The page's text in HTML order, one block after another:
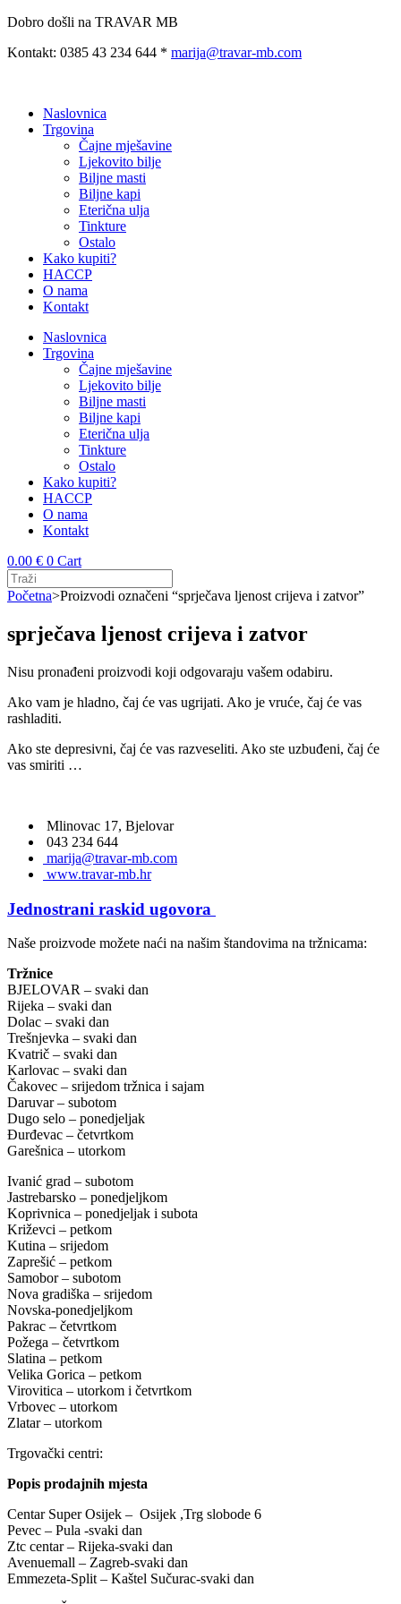
Preskoči
sadržaj
Dobro došli na TRAVAR MB
Kontakt: 0385 43 234 644 * marija@travar-mb.com
Naslovnica
Trgovina
Čajne mješavine
Ljekovito bilje
Biljne masti
Biljne kapi
Eterična ulja
Tinkture
Ostalo
Kako kupiti?
HACCP
O nama
Kontakt
Naslovnica
Trgovina
Čajne mješavine
Ljekovito bilje
Biljne masti
Biljne kapi
Eterična ulja
Tinkture
Ostalo
Kako kupiti?
HACCP
O nama
Kontakt
0.00 € 0 Cart
Početna>Proizvodi označeni “sprječava ljenost crijeva i zatvor”
sprječava ljenost crijeva i zatvor
Nisu pronađeni proizvodi koji odgovaraju vašem odabiru.
Ako vam je hladno, čaj će vas ugrijati. Ako je vruće, čaj će vas
rashladiti.
Ako ste depresivni, čaj će vas razveseliti. Ako ste uzbuđeni, čaj će
vas smiriti …
Mlinovac 17, Bjelovar
043 234 644
marija@travar-mb.com
www.travar-mb.hr
Jednostrani raskid ugovora
Naše proizvode možete naći na našim štandovima na tržnicama:
Tržnice
BJELOVAR – svaki dan
Rijeka – svaki dan
Dolac – svaki dan
Trešnjevka – svaki dan
Kvatrič – svaki dan
Karlovac – svaki dan
Čakovec – srijedom tržnica i sajam
Daruvar – subotom
Dugo selo – ponedjeljak
Đurđevac – četvrtkom
Garešnica – utorkom
Ivanić grad – subotom
Jastrebarsko – ponedjeljkom
Koprivnica – ponedjeljak i subota
Križevci – petkom
Kutina – srijedom
Zaprešić – petkom
Samobor – subotom
Nova gradiška – srijedom
Novska-ponedjeljkom
Pakrac – četvrtkom
Požega – četvrtkom
Slatina – petkom
Velika Gorica – petkom
Virovitica – utorkom i četvrtkom
Vrbovec – utorkom
Zlatar – utorkom
Trgovački centri:
Popis prodajnih mjesta
Centar Super Osijek – Osijek ,Trg slobode 6
Pevec – Pula -svaki dan
Ztc centar – Rijeka-svaki dan
Avenuemall – Zagreb-svaki dan
Emmezeta-Split – Kaštel Sučurac-svaki dan